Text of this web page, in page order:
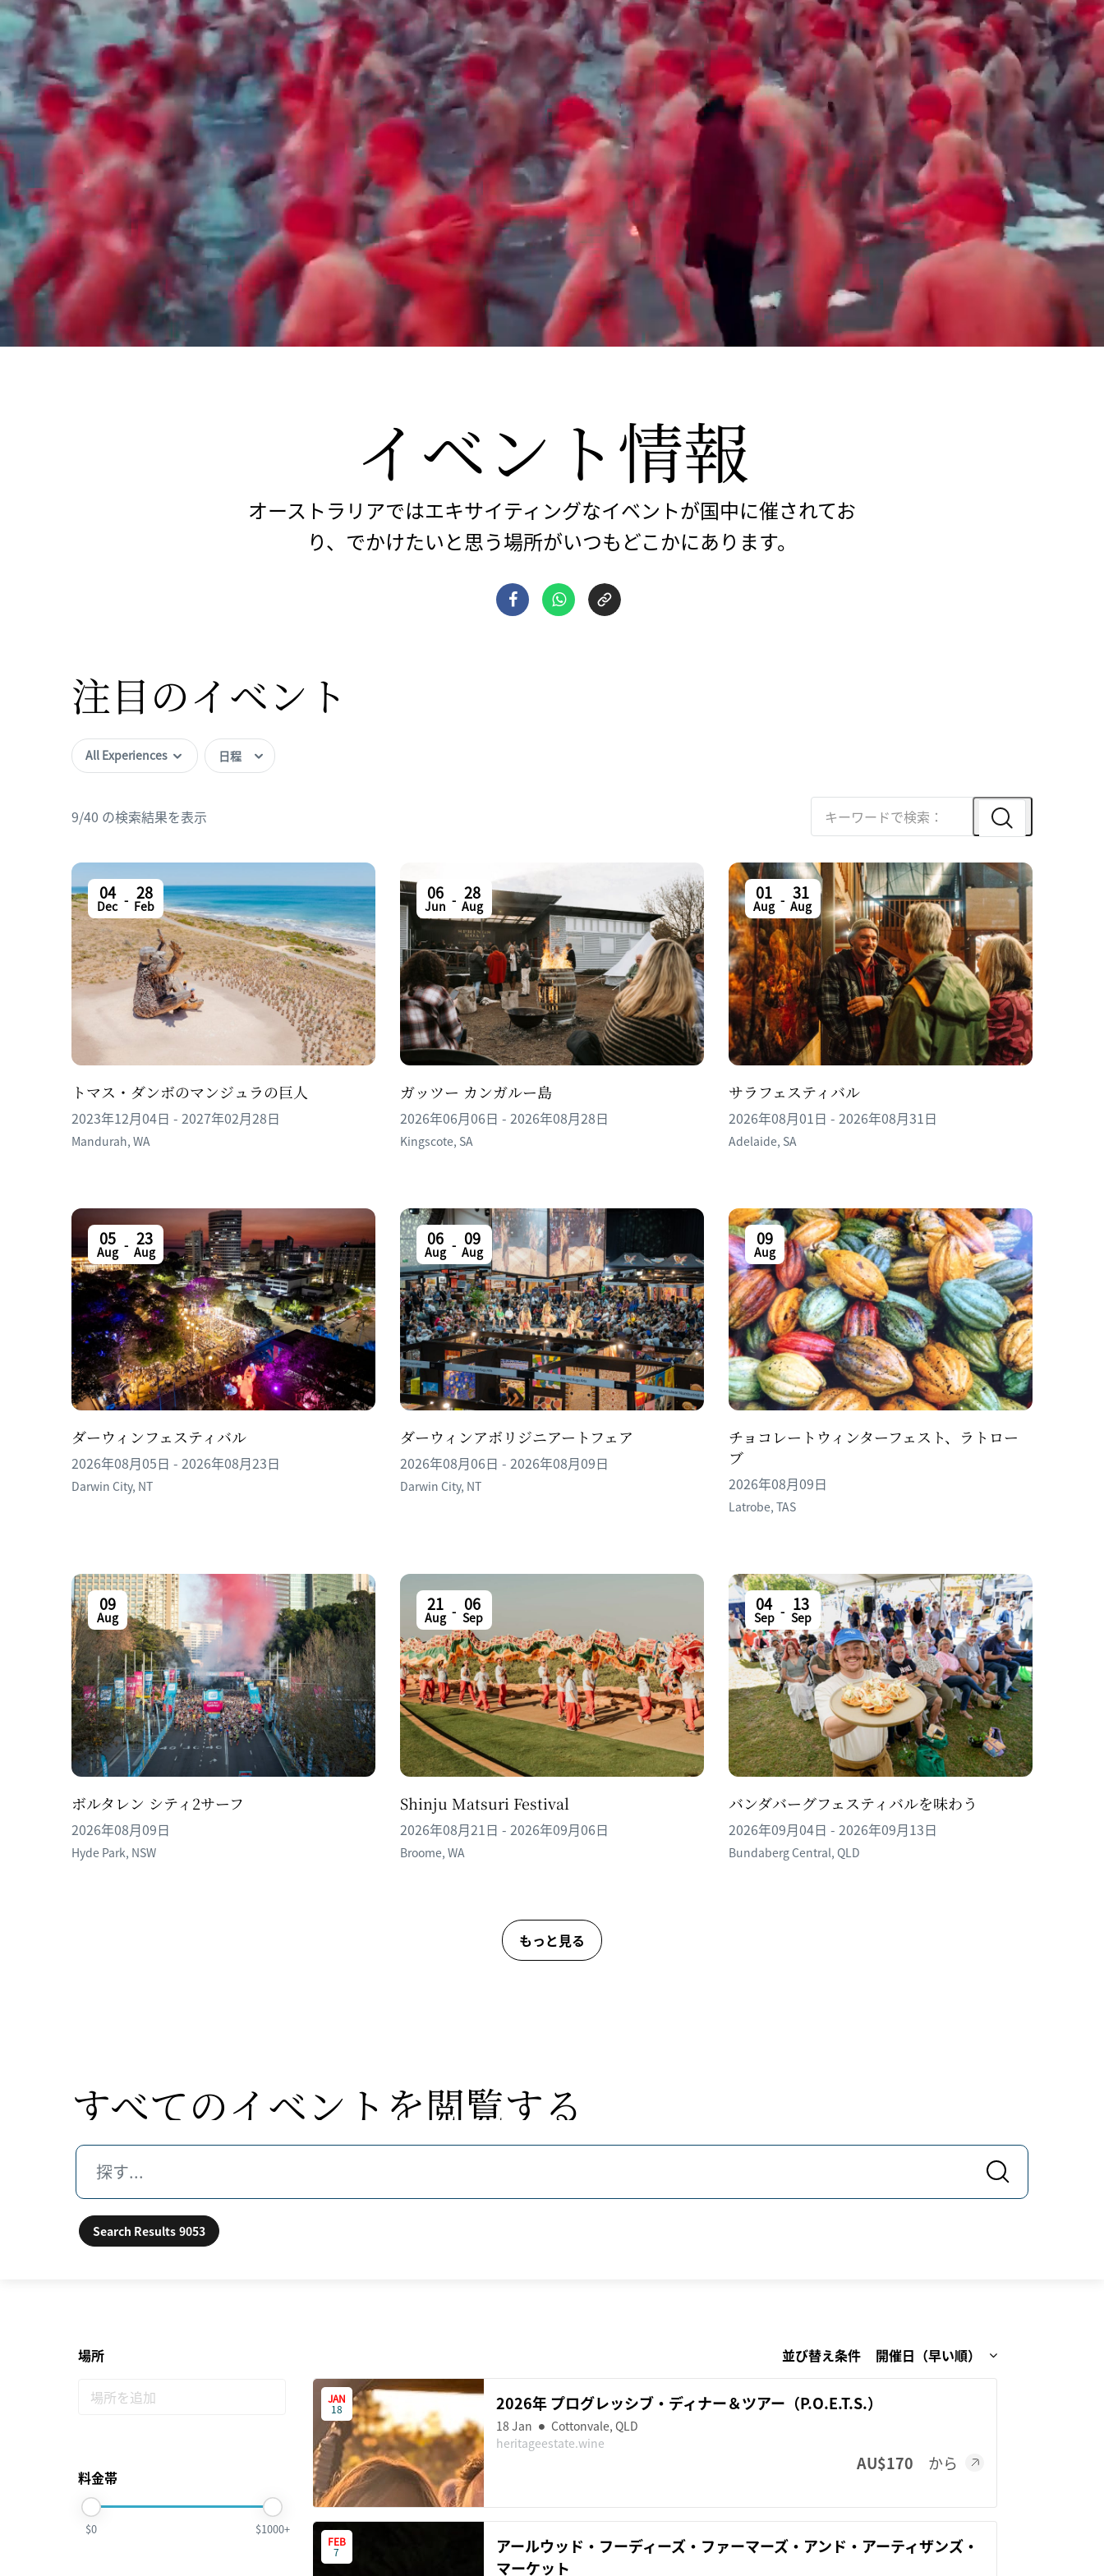
イベント情報
オーストラリアではエキサイティングなイベントが国中に催されてお
り、でかけたいと思う場所がいつもどこかにあります。
注目のイベント
All Experiences
9/40 の検索結果を表示
04
Dec - 28
Feb
トマス・ダンボのマンジュラの巨人
2023年12月04日 - 2027年02月28日
Mandurah, WA
06
Jun - 28
Aug
ガッツー カンガルー島
2026年06月06日 - 2026年08月28日
Kingscote, SA
01
Aug - 31
Aug
サラフェスティバル
2026年08月01日 - 2026年08月31日
Adelaide, SA
05
Aug - 23
Aug
ダーウィンフェスティバル
2026年08月05日 - 2026年08月23日
Darwin City, NT
06
Aug - 09
Aug
ダーウィンアボリジニアートフェア
2026年08月06日 - 2026年08月09日
Darwin City, NT
09
Aug
チョコレートウィンターフェスト、ラトロー
ブ
2026年08月09日
Latrobe, TAS
09
Aug
ボルタレン シティ2サーフ
2026年08月09日
Hyde Park, NSW
21
Aug - 06
Sep
Shinju Matsuri Festival
2026年08月21日 - 2026年09月06日
Broome, WA
04
Sep - 13
Sep
バンダバーグフェスティバルを味わう
2026年09月04日 - 2026年09月13日
Bundaberg Central, QLD
もっと見る
すべての​イベントを​閲覧する
探す...
Search Results 9053
場所
料金帯
$0 $1000+
並び替え条件
JAN
18 2026年 プログレッシブ・ディナー＆ツアー（P.O.E.T.S.）
18 Jan Cottonvale, QLD
heritageestate.wine
AU$170 から
FEB
7
アールウッド・フーディーズ・ファーマーズ・アンド・アーティザンズ・
マーケット